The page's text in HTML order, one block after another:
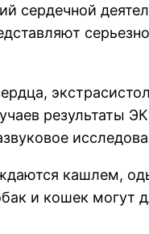
сердечной
результаты
кашлем,
и кошек могут